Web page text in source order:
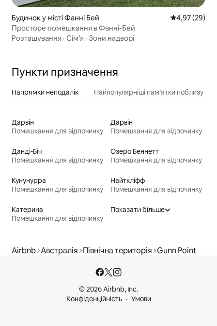
Будинок у місті Фанні Бей Середня
4,97 (29)
Просторе помешкання в Фанні-Бей
Розташування · Сім’я · Зони надворі
Пункти призначення
Напрямки неподалік Найпопулярніші пам’ятки поблизу
Дарвін
Помешкання для відпочинку
Дарвін
Помешкання для відпочинку
Данді-Біч
Помешкання для відпочинку
Озеро Беннетт
Помешкання для відпочинку
Кунунурра
Помешкання для відпочинку
Найткліфф
Помешкання для відпочинку
Катерина
Помешкання для відпочинку
Показати більше
Airbnb Австралія Північна територія Gunn Point
© 2026 Airbnb, Inc.
Конфіденційність
Умови